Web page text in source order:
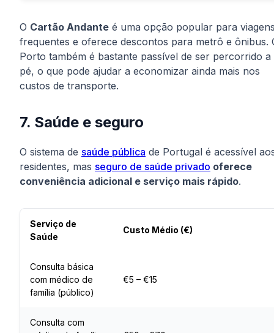
O Cartão Andante é uma opção popular para
frequentes e oferece descontos para metrô e ônibus.
Porto também é bastante passível de ser percorrido a
pé, o que pode ajudar a economizar ainda mais nos
custos de transporte.
7. Saúde e seguro
O sistema de saúde pública de Portugal é acessível
residentes, mas seguro de saúde privado oferece
conveniência adicional e serviço mais rápido.
Serviço de
Saúde
Custo Médio (€)
Consulta básica
com médico de
família (público)
€5 – €15
Consulta com